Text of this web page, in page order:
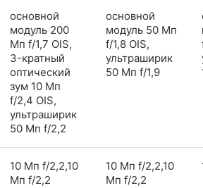
основной
модуль 200
Мп f/1,7 OIS,
3-кратный
оптический
зум 10 Мп
f/2,4 OIS,
ультраширик
50 Мп f/2,2
основной
модуль 50 Мп
f/1,8 OIS,
ультраширик
50 Мп f/1,9
10 Мп f/2,2,10
Мп f/2,2
10 Мп f/2,2,10
Мп f/2,2